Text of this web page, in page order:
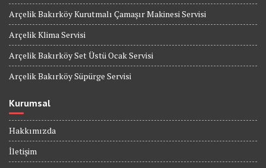
Arçelik Bakırköy Kurutmalı Çamaşır Makinesi Servisi
Arçelik Klima Servisi
Arçelik Bakırköy Set Üstü Ocak Servisi
Arçelik Bakırköy Süpürge Servisi
Kurumsal
Hakkımızda
İletişim